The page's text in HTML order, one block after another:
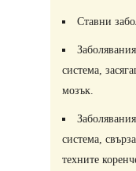
Ставни
система,
мозък.
система,
техните